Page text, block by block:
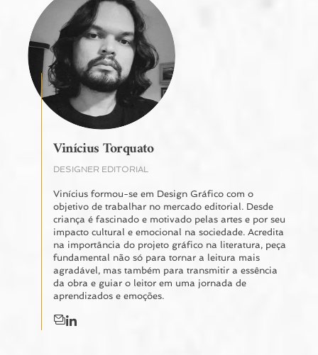
Vinícius Torquato
DESIGNER EDITORIAL
Vinícius formou-se em Design Gráfico com o
objetivo de trabalhar no mercado editorial. Desde
criança é fascinado e motivado pelas artes e por seu
impacto cultural e emocional na sociedade. Acredita
na importância do projeto gráfico na literatura, peça
fundamental não só para tornar a leitura mais
agradável, mas também para transmitir a essência
da obra e guiar o leitor em uma jornada de
aprendizados e emoções.